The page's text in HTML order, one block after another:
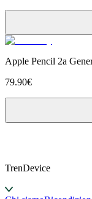
Apple Pencil 2a
79.90€
TrenDevice